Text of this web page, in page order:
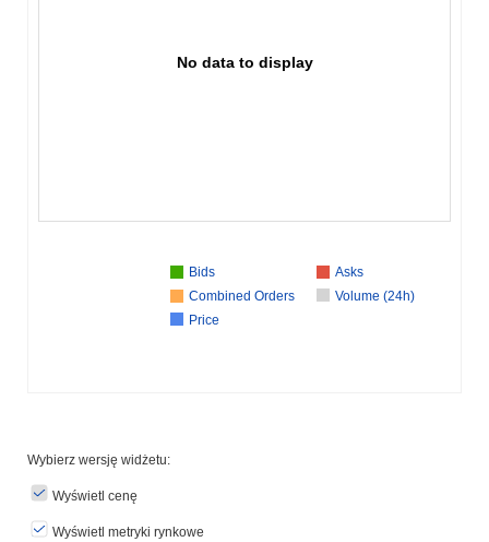
No data to display
Bids
Asks
Combined Orders
Volume (24h)
Price
Wybierz wersję widżetu:
Wyświetl cenę
Wyświetl metryki rynkowe